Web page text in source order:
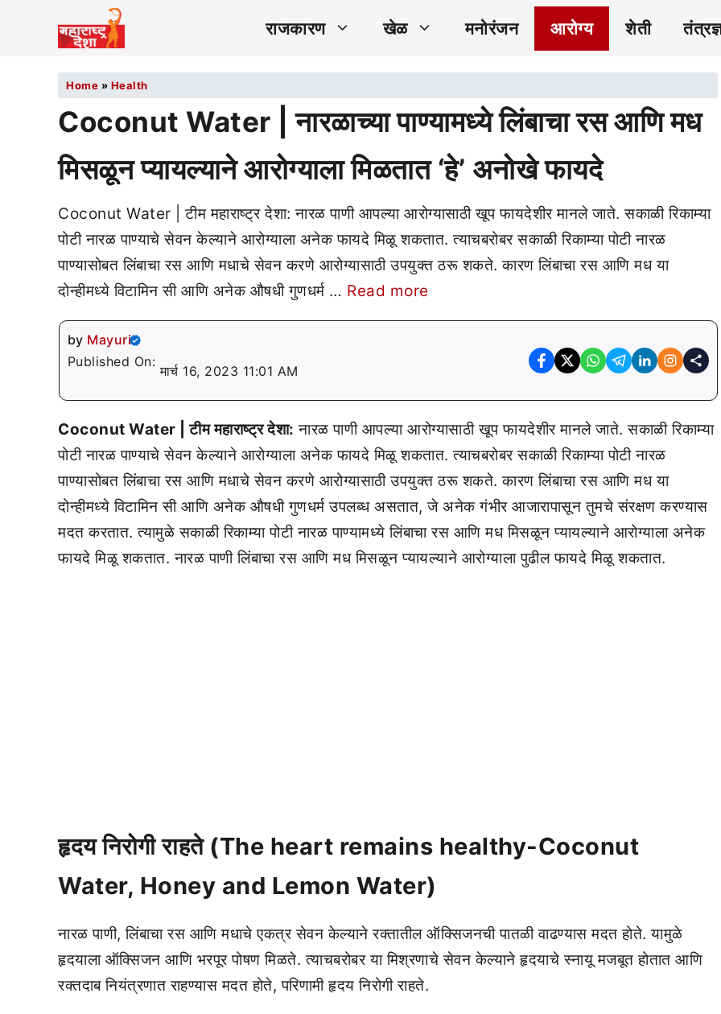
राजकारण खेळ मनोरंजन आरोग्य शेती
Home » Health
Coconut Water | नारळाच्या पाण्यामध्ये लिंबाचा रस आणि मध
मिसळून प्यायल्याने आरोग्याला मिळतात ‘हे’ अनोखे फायदे
Coconut Water | टीम महाराष्ट्र देशा: नारळ पाणी आपल्या आरोग्यासाठी खूप फायदेशीर मानले जाते. सकाळी रिकाम्या
पोटी नारळ पाण्याचे सेवन केल्याने आरोग्याला अनेक फायदे मिळू शकतात. त्याचबरोबर सकाळी रिकाम्या पोटी नारळ
पाण्यासोबत लिंबाचा रस आणि मधाचे सेवन करणे आरोग्यासाठी उपयुक्त ठरू शकते. कारण लिंबाचा रस आणि मध या
दोन्हीमध्ये विटामिन सी आणि अनेक औषधी गुणधर्म … Read more
by Mayuri
Published On:
मार्च 16, 2023 11:01 AM
Coconut Water | टीम महाराष्ट्र देशा: नारळ पाणी आपल्या आरोग्यासाठी खूप फायदेशीर मानले जाते. सकाळी रिकाम्या
पोटी नारळ पाण्याचे सेवन केल्याने आरोग्याला अनेक फायदे मिळू शकतात. त्याचबरोबर सकाळी रिकाम्या पोटी नारळ
पाण्यासोबत लिंबाचा रस आणि मधाचे सेवन करणे आरोग्यासाठी उपयुक्त ठरू शकते. कारण लिंबाचा रस आणि मध या
दोन्हीमध्ये विटामिन सी आणि अनेक औषधी गुणधर्म उपलब्ध असतात, जे अनेक गंभीर आजारापासून तुमचे संरक्षण करण्यास
मदत करतात. त्यामुळे सकाळी रिकाम्या पोटी नारळ पाण्यामध्ये लिंबाचा रस आणि मध मिसळून प्यायल्याने आरोग्याला अनेक
फायदे मिळू शकतात. नारळ पाणी लिंबाचा रस आणि मध मिसळून प्यायल्याने आरोग्याला पुढील फायदे मिळू शकतात.
हृदय निरोगी राहते (The heart remains healthy-Coconut
Water, Honey and Lemon Water)
नारळ पाणी, लिंबाचा रस आणि मधाचे एकत्र सेवन केल्याने रक्तातील ऑक्सिजनची पातळी वाढण्यास मदत होते. यामुळे
हृदयाला ऑक्सिजन आणि भरपूर पोषण मिळते. त्याचबरोबर या मिश्रणाचे सेवन केल्याने हृदयाचे स्नायू मजबूत होतात आणि
रक्तदाब नियंत्रणात राहण्यास मदत होते, परिणामी हृदय निरोगी राहते.